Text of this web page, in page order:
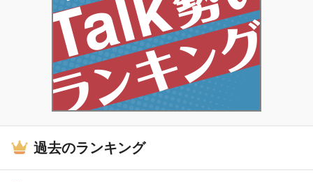
過去のランキング